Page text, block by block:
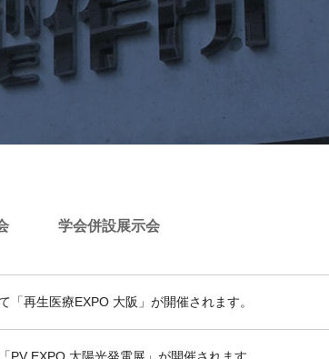
学会併設展示会
再生医療EXPO 大阪」が開催されます。